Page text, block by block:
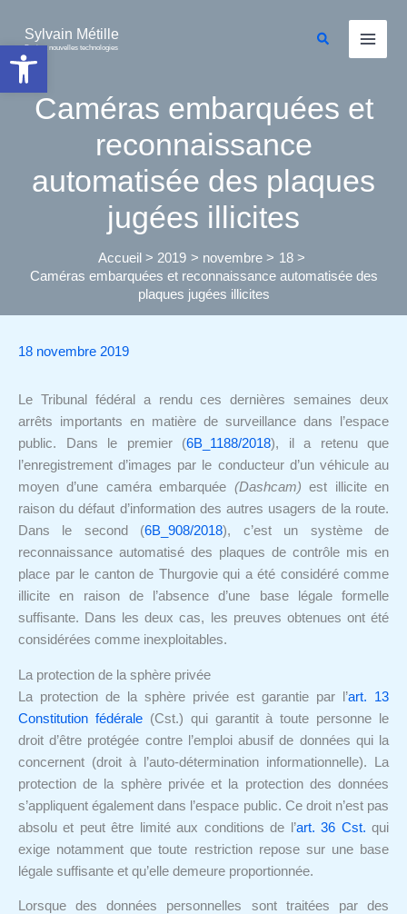
Ouvrir la barre d’outils
contenu
Sylvain Métille
Droit et nouvelles technologies
Rechercher
Caméras embarquées et
reconnaissance
automatisée des plaques
jugées illicites
Accueil 2019 novembre
18
Caméras embarquées et reconnaissance automatisée des
plaques jugées illicites
18 novembre 2019
Le Tribunal fédéral a rendu ces dernières semaines deux
arrêts importants en matière de surveillance dans l’espace
public. Dans le premier (6B_1188/2018), il a retenu que
l’enregistrement d’images par le conducteur d’un véhicule au
moyen d’une caméra embarquée (Dashcam) est illicite en
raison du défaut d’information des autres usagers de la route.
Dans le second (6B_908/2018), c’est un système de
reconnaissance automatisé des plaques de contrôle mis en
place par le canton de Thurgovie qui a été considéré comme
illicite en raison de l’absence d’une base légale formelle
suffisante. Dans les deux cas, les preuves obtenues ont été
considérées comme inexploitables.
La protection de la sphère privée
La protection de la sphère privée est garantie par l’art. 13
Constitution fédérale(Cst.) qui garantit à toute personne le
droit d’être protégée contre l’emploi abusif de données qui la
concernent (droit à l’auto-détermination informationnelle). La
protection de la sphère privée et la protection des données
s’appliquent également dans l’espace public. Ce droit n’est pas
absolu et peut être limité aux conditions de l’art. 36 Cst. qui
exige notamment que toute restriction repose sur une base
légale suffisante et qu’elle demeure proportionnée.
Lorsque des données personnelles sont traitées par des